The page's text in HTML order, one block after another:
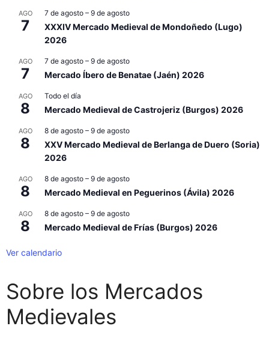
AGO
7
7 de agosto – 9 de agosto
XXXIV Mercado Medieval de Mondoñedo (Lugo)
2026
AGO
7
7 de agosto – 9 de agosto
Mercado Íbero de Benatae (Jaén) 2026
AGO
8
Todo el día
Mercado Medieval de Castrojeriz (Burgos) 2026
AGO
8
8 de agosto – 9 de agosto
XXV Mercado Medieval de Berlanga de Duero (Soria)
2026
AGO
8
8 de agosto – 9 de agosto
Mercado Medieval en Peguerinos (Ávila) 2026
AGO
8
8 de agosto – 9 de agosto
Mercado Medieval de Frías (Burgos) 2026
Ver calendario
Sobre los Mercados
Medievales